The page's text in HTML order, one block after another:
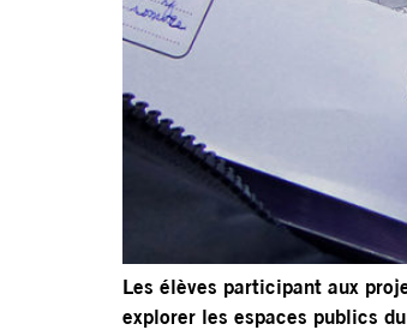
Les élèves participant aux
explorer les espaces publics